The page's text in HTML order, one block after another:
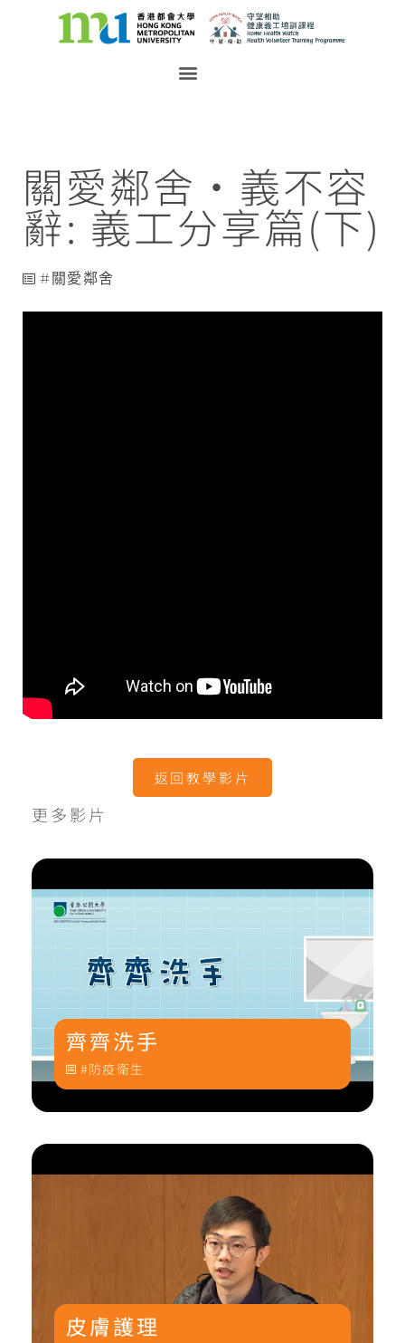
關愛鄰舍‧義不容
辭: 義工分享篇(下)
關愛鄰舍
返回教學影片
更多影片
齊齊洗手
防疫衛生
皮膚護理